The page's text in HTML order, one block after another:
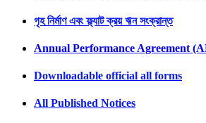
গৃহ নির্মাণ এবং ফ্ল্যাট ক্রয় ঋন সংক্রান্ত
Annual Performance Agreement
Downloadable official all forms
All Published Notices